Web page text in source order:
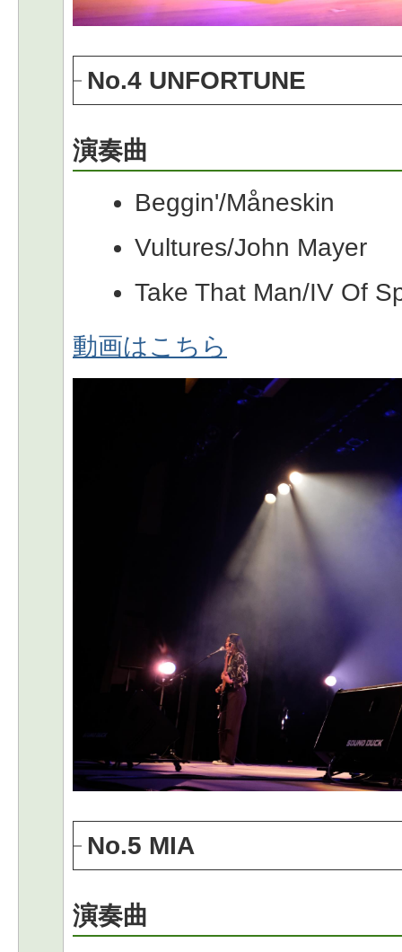
No.4 UNFORTUNE
演奏曲
Beggin'/Måneskin
Vultures/John Mayer
Take That Man/IV Of
動画はこちら
No.5 MIA
演奏曲